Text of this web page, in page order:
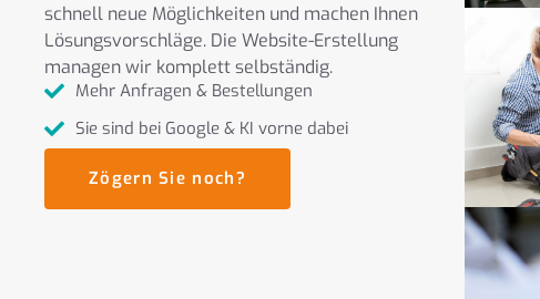
schnell neue Möglichkeiten und machen Ihnen
Lösungsvorschläge. Die Website-Erstellung
managen wir komplett selbständig.
Mehr Anfragen & Bestellungen
Sie sind bei Google & KI vorne dabei
Zögern Sie noch?